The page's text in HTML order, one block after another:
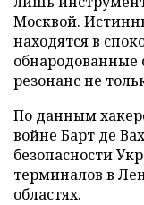
Москвой.
находятся в
резонанс не
По данным
войне Барт де
безопасности
терминалов в
областях.